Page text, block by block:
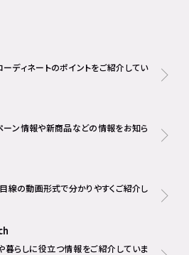
ディネートのポイントをご紹介してい
ーン情報や新商品などの情報をお知ら
線の動画形式で分かりやすくご紹介し
暮らしに役立つ情報をご紹介していま